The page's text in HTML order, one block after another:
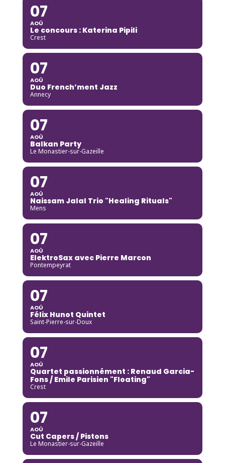
07
AOÛ
Le concours : Katerina Pipili
Crest
07
AOÛ
Duo French’ment Jazz
Annecy
07
AOÛ
Balkan Party
Le Monastier-sur-Gazeille
07
AOÛ
Naissam Jalal Trio "Healing Rituals"
Mens
07
AOÛ
ElektroSax avec Pierre Marcon
Pontempeyrat
07
AOÛ
Félix Hunot Quintet
Saint-Pierre-sur-Doux
07
AOÛ
Quartet passionnément : Renaud Garcia-
Fons / Emile Parisien "Floating"
Crest
07
AOÛ
Cut Capers / Pistons
Le Monastier-sur-Gazeille